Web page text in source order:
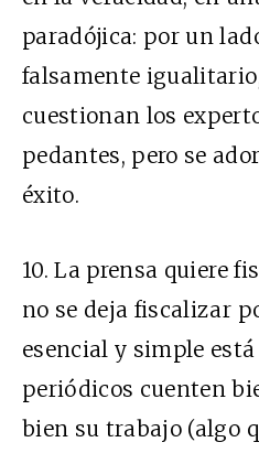
paradójica: por un
falsamente
cuestionan los
pedantes, pero se
éxito.
10.La prensa quiere
no se deja fiscalizar
esencial y simple está
periódicos cuenten
bien su trabajo (algo